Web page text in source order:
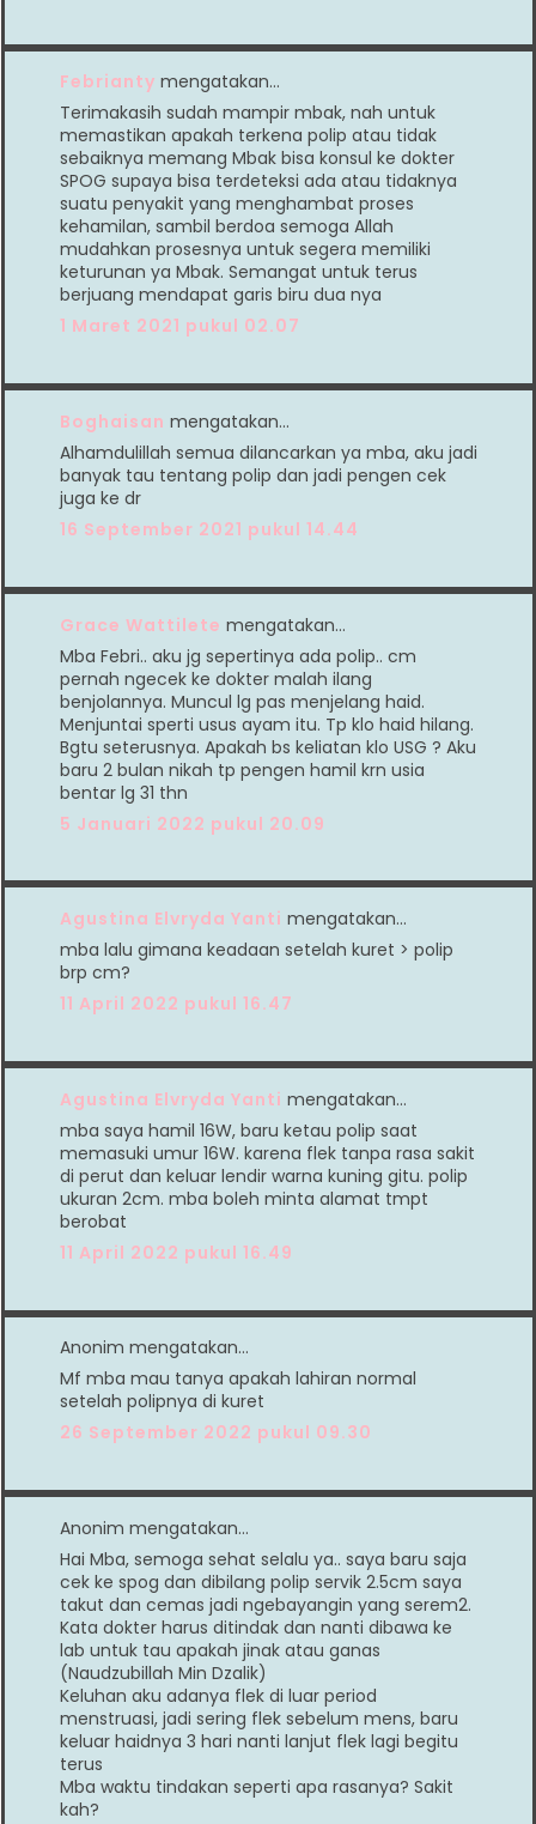
Febrianty mengatakan…
Terimakasih sudah mampir mbak, nah untuk
memastikan apakah terkena polip atau tidak
sebaiknya memang Mbak bisa konsul ke dokter
SPOG supaya bisa terdeteksi ada atau tidaknya
suatu penyakit yang menghambat proses
kehamilan, sambil berdoa semoga Allah
mudahkan prosesnya untuk segera memiliki
keturunan ya Mbak. Semangat untuk terus
berjuang mendapat garis biru dua nya
1 Maret 2021 pukul 02.07
Boghaisan mengatakan…
Alhamdulillah semua dilancarkan ya mba, aku jadi
banyak tau tentang polip dan jadi pengen cek
juga ke dr
16 September 2021 pukul 14.44
Grace Wattilete mengatakan…
Mba Febri.. aku jg sepertinya ada polip.. cm
pernah ngecek ke dokter malah ilang
benjolannya. Muncul lg pas menjelang haid.
Menjuntai sperti usus ayam itu. Tp klo haid hilang.
Bgtu seterusnya. Apakah bs keliatan klo USG ? Aku
baru 2 bulan nikah tp pengen hamil krn usia
bentar lg 31 thn
5 Januari 2022 pukul 20.09
Agustina Elvryda Yanti mengatakan…
mba lalu gimana keadaan setelah kuret > polip
brp cm?
11 April 2022 pukul 16.47
Agustina Elvryda Yanti mengatakan…
mba saya hamil 16W, baru ketau polip saat
memasuki umur 16W. karena flek tanpa rasa sakit
di perut dan keluar lendir warna kuning gitu. polip
ukuran 2cm. mba boleh minta alamat tmpt
berobat
11 April 2022 pukul 16.49
Anonim mengatakan…
Mf mba mau tanya apakah lahiran normal
setelah polipnya di kuret
26 September 2022 pukul 09.30
Anonim mengatakan…
Hai Mba, semoga sehat selalu ya.. saya baru saja
cek ke spog dan dibilang polip servik 2.5cm saya
takut dan cemas jadi ngebayangin yang serem2.
Kata dokter harus ditindak dan nanti dibawa ke
lab untuk tau apakah jinak atau ganas
(Naudzubillah Min Dzalik)
Keluhan aku adanya flek di luar period
menstruasi, jadi sering flek sebelum mens, baru
keluar haidnya 3 hari nanti lanjut flek lagi begitu
terus
Mba waktu tindakan seperti apa rasanya? Sakit
kah?